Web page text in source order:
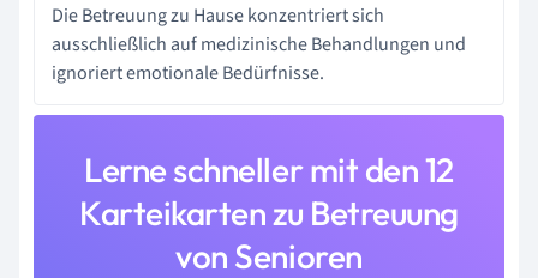
Die Betreuung zu Hause konzentriert sich
ausschließlich auf medizinische Behandlungen und
ignoriert emotionale Bedürfnisse.
Lerne schneller mit den 12
Karteikarten zu Betreuung
von Senioren